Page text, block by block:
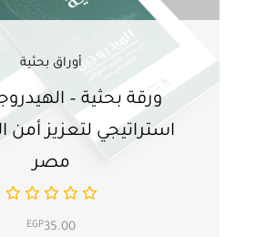
أوراق بحثية
ورقة بحثية –
استراتيجي لتعزيز أمن
مصر
EGP35.00